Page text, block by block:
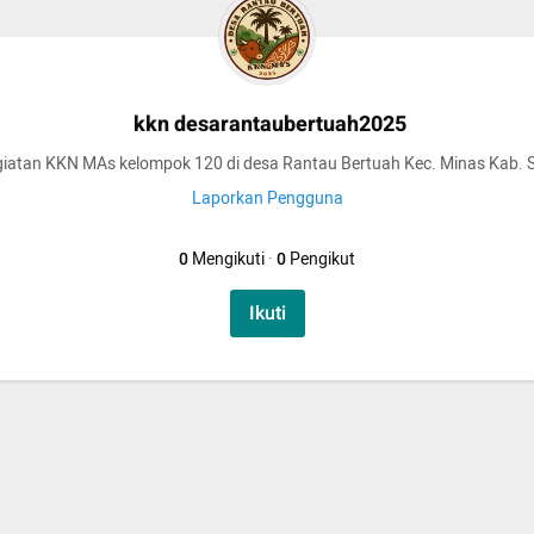
kkn desarantaubertuah2025
KKN MAs kelompok 120 di desa Rantau Bertuah Kec. Minas Kab.
Laporkan Pengguna
0Mengikuti·0Pengikut
Ikuti